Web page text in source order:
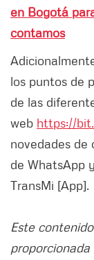
en Bogotá
contamos
los puntos de
de las
web https://
novedades de
de WhatsApp
TransMi [App].
Este